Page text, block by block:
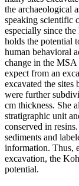
the archaeological
speaking scientific
especially since
holds the potential
human behavioral
change in the
expect from an
excavated the
were further
cm thickness. She
stratigraphic unit
conserved in
sediments and
information. Thus,
excavation, the
potential.